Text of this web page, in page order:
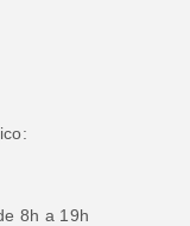
8h a 19h